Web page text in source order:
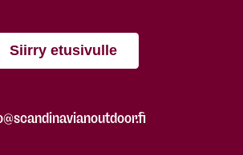
Siirry etusivulle